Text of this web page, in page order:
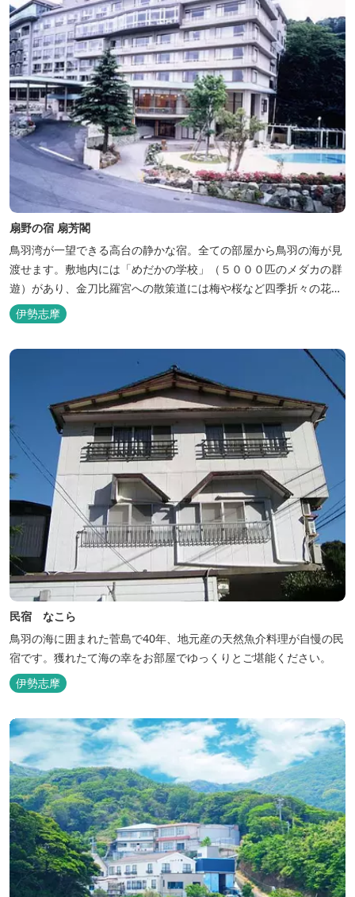
扇野の宿 扇芳閣
鳥羽湾が一望できる高台の静かな宿。全ての部屋から鳥羽の海が見
渡せます。敷地内には「めだかの学校」（５０００匹のメダカの群
遊）があり、金刀比羅宮への散策道には梅や桜など四季折々の花が
咲き誇り、ここ扇野ならではの懐かしい風景と感動に出会うことが
出来ます。 扇野温泉”初蕾の湯”では、水琴窟の音に耳をすませてみ
てください。ユニバーサルルーム、露天風呂付客室もあります。
伊勢志摩
民宿 なこら
鳥羽の海に囲まれた菅島で40年、地元産の天然魚介料理が自慢の民
宿です。獲れたて海の幸をお部屋でゆっくりとご堪能ください。
伊勢志摩